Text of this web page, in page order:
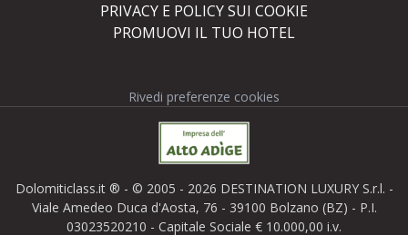
PRIVACY E POLICY SUI COOKIE
PROMUOVI IL TUO HOTEL
Rivedi preferenze cookies
Dolomiticlass.it ® - © 2005 - 2026 DESTINATION LUXURY S.r.l. -
Viale Amedeo Duca d'Aosta, 76 - 39100 Bolzano (BZ) - P.I.
03023520210 - Capitale Sociale € 10.000,00 i.v.